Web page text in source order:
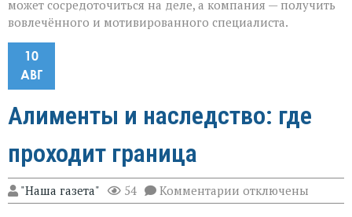
может сосредоточиться на деле, а компания — получить
вовлечённого и мотивированного специалиста.
10
АВГ
Алименты и наследство: где
проходит граница
"Наша газета" 54 Комментарии к
записи
отключены